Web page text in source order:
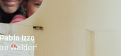
Izzo
Waldorf